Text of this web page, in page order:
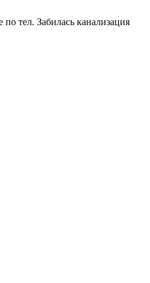
по тел. Забилась канализация